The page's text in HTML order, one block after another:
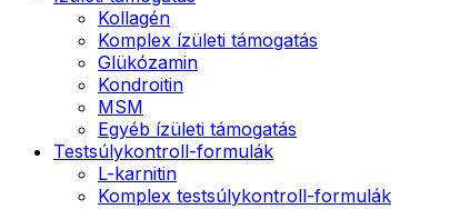
Kollagén
Komplex ízületi támogatás
Glükózamin
Kondroitin
MSM
Egyéb ízületi támogatás
Testsúlykontroll-formulák
L-karnitin
Komplex testsúlykontroll-formulák